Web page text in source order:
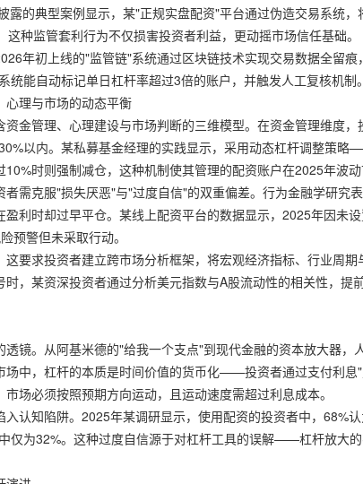
露的典型案例显示，某"正规实盘配资"平台通过伪造交易系统
种监管套利行为不仅损害投资者利益，更动摇市场信任基础。
年初上线的"监管链"系统通过区块链技术实现交易数据全留
统能自动标记单日杠杆率超过3倍的账户，并触发人工复核机制
心理与市场的动态平衡
金管理、心理建设与市场判断的三维模型。在资金管理维度
以内。某私募基金经理的实践显示，采用动态杠杆调整策
时则强制减仓，这种机制使其管理的配资账户在2025年波动
者需克服"损失厌恶"与"过度自信"的双重偏差。行为金融学研究
利时却过早平仓。某线上配资平台的数据显示，2025年因未
预警但未采取行动。
要求投资者建立跨市场分析框架，将宏观经济指标、行业周
，某资深投资者通过分析美元指数与A股流动性的相关性，提
镜。从阿基米德的"给我一个支点"到现代金融的资本放大器，
场中，杠杆的本质是时间价值的货币化——投资者通过支付利息
场必须按照预期方向运动，且运动速度需超过利息成本。
认知陷阱。2025年某调研显示，使用配资的投资者中，68%
仅为32%。这种过度自信源于对杠杆工具的误解——杠杆放大